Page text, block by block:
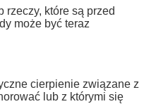
rzeczy, które są przed
może być teraz
cierpienie związane z
lub z którymi się